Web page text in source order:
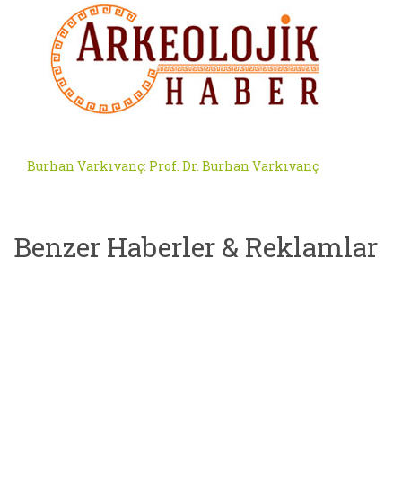
Burhan Varkıvanç: Prof. Dr. Burhan Varkıvanç
Benzer Haberler & Reklamlar